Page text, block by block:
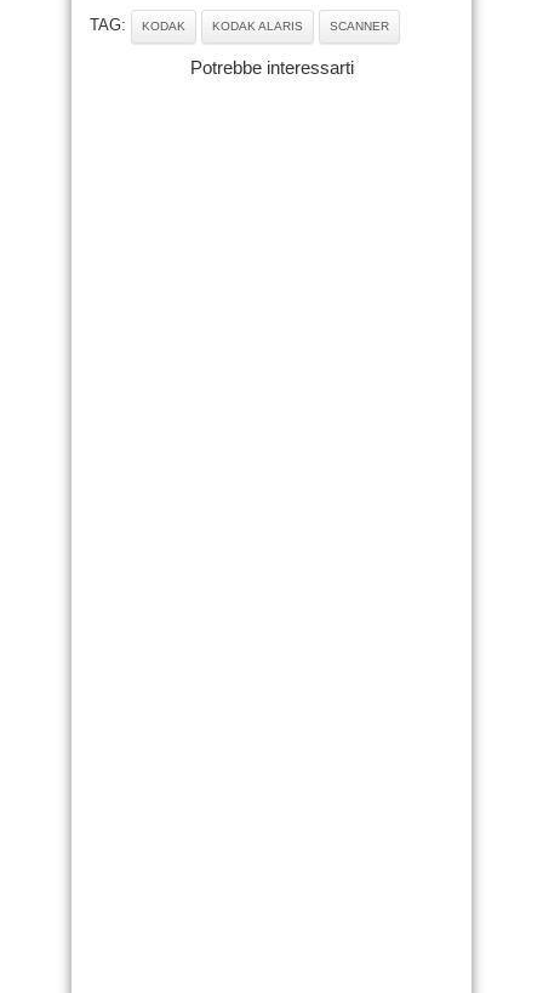
TAG: KODAK KODAK ALARIS SCANNER
Potrebbe interessarti